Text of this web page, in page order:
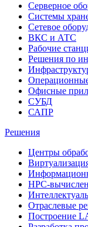
Серверное
Системы
Сетевое
ВКС и АТС
Рабочие
Решения по
Офисные
СУБД
САПР
Решения
Центры
HPC-
Отраслевые
Построение